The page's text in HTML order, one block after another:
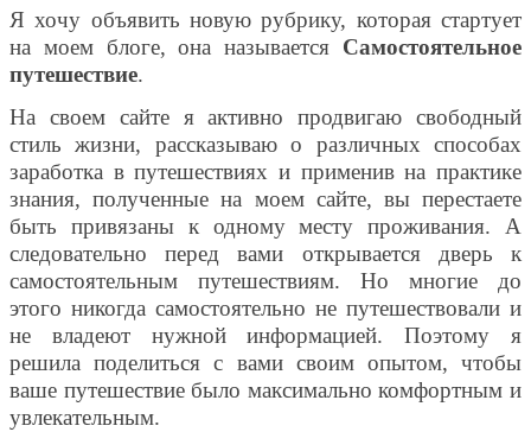
Я хочу объявить новую рубрику, которая стартует
на моем блоге, она называется Самостоятельное
путешествие.
На своем сайте я активно продвигаю свободный
стиль жизни, рассказываю о различных способах
заработка в путешествиях и применив на практике
знания, полученные на моем сайте, вы перестаете
быть привязаны к одному месту проживания. А
следовательно перед вами открывается дверь к
самостоятельным путешествиям. Но многие до
этого никогда самостоятельно не путешествовали и
не владеют нужной информацией. Поэтому я
решила поделиться с вами своим опытом, чтобы
ваше путешествие было максимально комфортным и
увлекательным.